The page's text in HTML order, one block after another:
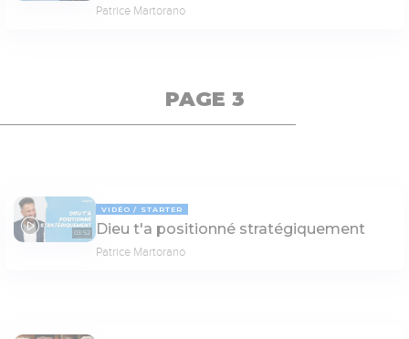
Patrice Martorano
PAGE 3
03:52
VIDÉO STARTER
Dieu t'a positionné stratégiquement
Patrice Martorano